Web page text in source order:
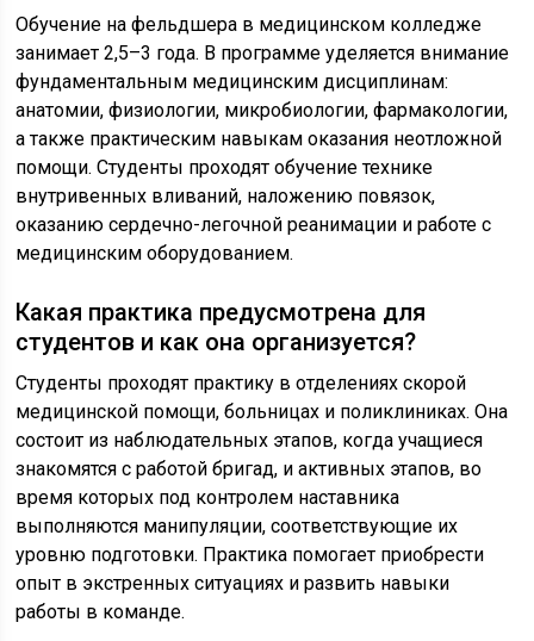
Обучение на фельдшера в медицинском колледже
занимает 2,5–3 года. В программе уделяется внимание
фундаментальным медицинским дисциплинам:
анатомии, физиологии, микробиологии, фармакологии,
а также практическим навыкам оказания неотложной
помощи. Студенты проходят обучение технике
внутривенных вливаний, наложению повязок,
оказанию сердечно-легочной реанимации и работе с
медицинским оборудованием.
Какая практика предусмотрена для
студентов и как она организуется?
Студенты проходят практику в отделениях скорой
медицинской помощи, больницах и поликлиниках. Она
состоит из наблюдательных этапов, когда учащиеся
знакомятся с работой бригад, и активных этапов, во
время которых под контролем наставника
выполняются манипуляции, соответствующие их
уровню подготовки. Практика помогает приобрести
опыт в экстренных ситуациях и развить навыки
работы в команде.